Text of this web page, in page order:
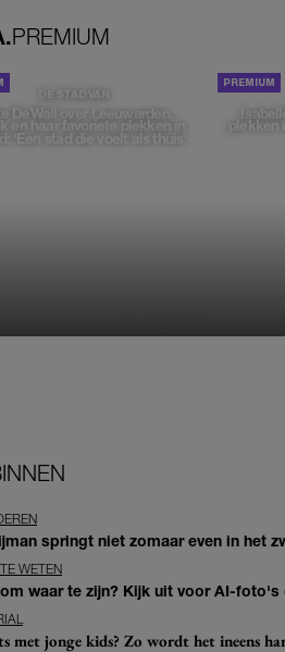
PREMIUM
DE STAD VAN
DeWall over Leeuwarden,
en haar favoriete plekken in
'Een stad die voelt als thuis'
plekken
springt niet zomaar even in het
WETEN
waar te zijn? Kijk uit voor AI-
met jonge kids? Zo wordt het ineens